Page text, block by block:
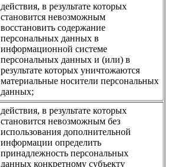
действия, в результате которых
становится невозможным
восстановить содержание
персональных данных в
информационной системе
персональных данных и (или) в
результате которых уничтожаются
материальные носители персональных
данных;
действия, в результате которых
становится невозможным без
использования дополнительной
информации определить
принадлежность персональных
данных конкретному субъекту